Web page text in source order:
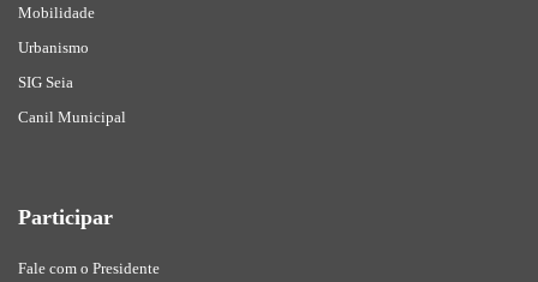
Mobilidade
Urbanismo
SIG Seia
Canil Municipal
Participar
Fale com o Presidente